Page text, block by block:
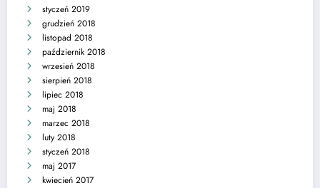
styczeń 2019
grudzień 2018
listopad 2018
październik 2018
wrzesień 2018
sierpień 2018
lipiec 2018
maj 2018
marzec 2018
luty 2018
styczeń 2018
maj 2017
kwiecień 2017